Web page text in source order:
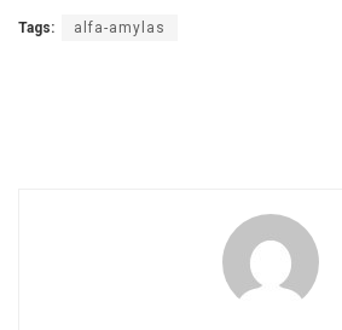
Tags: alfa-amylas